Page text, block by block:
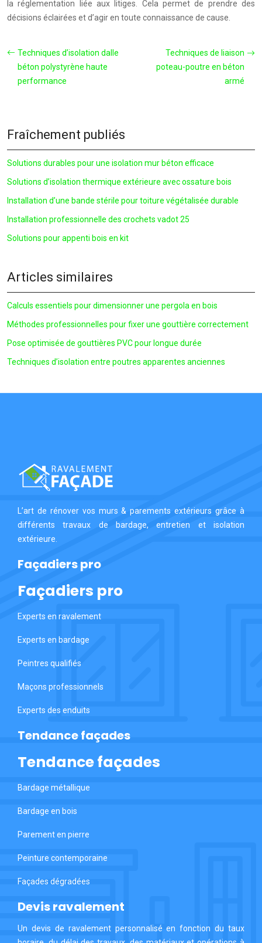
la réglementation liée aux litiges. Cela permet de prendre des
décisions éclairées et d’agir en toute connaissance de cause.
Techniques d’isolation dalle
béton polystyrène haute
performance
Techniques de liaison
poteau-poutre en béton
armé
Fraîchement publiés
Solutions durables pour une isolation mur béton efficace
Solutions d’isolation thermique extérieure avec ossature bois
Installation d’une bande stérile pour toiture végétalisée durable
Installation professionnelle des crochets vadot 25
Solutions pour appenti bois en kit
Articles similaires
Calculs essentiels pour dimensionner une pergola en bois
Méthodes professionnelles pour fixer une gouttière correctement
Pose optimisée de gouttières PVC pour longue durée
Techniques d’isolation entre poutres apparentes anciennes
L’art de rénover vos murs & parements extérieurs grâce à
différents travaux de bardage, entretien et isolation
extérieure.
Façadiers pro
Façadiers pro
Experts en ravalement
Experts en bardage
Peintres qualifiés
Maçons professionnels
Experts des enduits
Tendance façades
Tendance façades
Bardage métallique
Bardage en bois
Parement en pierre
Peinture contemporaine
Façades dégradées
Devis ravalement
Un devis de ravalement personnalisé en fonction du taux